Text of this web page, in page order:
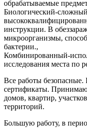
обрабатываемые
Биологический-
инструкции. В
микроорганизмы,
бактерии.,
Комбинированный-
исследования места по
Все работы
сертификаты.
домов, квартир,
территорий.
Большую работу, в